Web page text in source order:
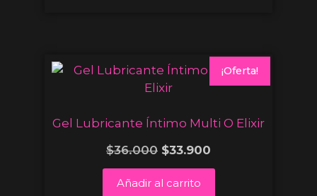
¡Oferta!
Gel Lubricante Íntimo Multi O Elixir
$36.000 $33.900
Añadir al carrito